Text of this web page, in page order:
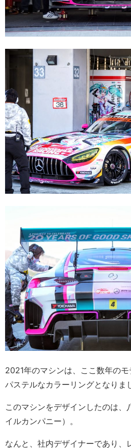
2021年のマシンは、ここ数年の
パステルなカラーリングとなりま
このマシンをデザインしたのは、
イルカンパニー）。
なんと、社内デザイナーであり、